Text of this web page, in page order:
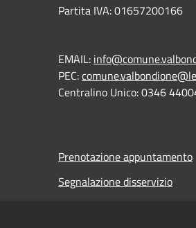
Partita IVA: 01657200166
EMAIL:
PEC:
Centralino Unico: 0346
Prenotazione appuntamento
Segnalazione disservizio